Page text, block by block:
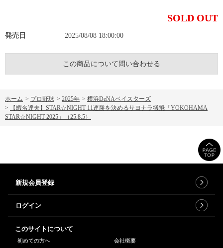
SOLD OUT
発売日 2025/08/08 18:00:00
この商品について問い合わせる
ホーム > プロ野球 > 2025年 > 横浜DeNAベイスターズ
>
【蝦名達夫】STAR☆NIGHT 11連勝を決めるサヨナラ犠飛「YOKOHAMA
STAR☆NIGHT 2025」（25.8.5）
新規会員登録
ログイン
このサイトについて
初めての方へ 会社概要